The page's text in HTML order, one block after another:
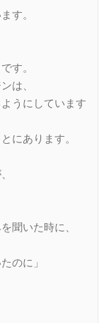
す。
す。
は、
うにしています
にあります。
聞いた時に、
のに」